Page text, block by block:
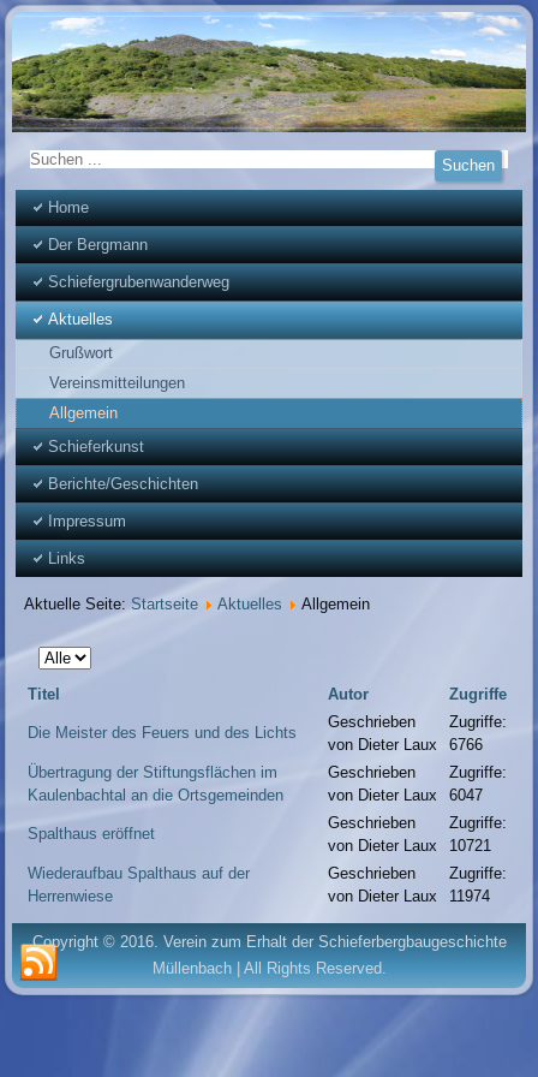
Home
Der Bergmann
Schiefergrubenwanderweg
Aktuelles
Grußwort
Vereinsmitteilungen
Allgemein
Schieferkunst
Berichte/Geschichten
Impressum
Links
Aktuelle Seite:Startseite Aktuelles Allgemein
Anzeige
Titel
Autor Zugriffe
Die Meister des Feuers und des Lichts
Geschrieben
von Dieter Laux
Zugriffe:
6766
Übertragung der Stiftungsflächen im
Kaulenbachtal an die Ortsgemeinden
Geschrieben
von Dieter Laux
Zugriffe:
6047
Spalthaus eröffnet
Geschrieben
von Dieter Laux
Zugriffe:
10721
Wiederaufbau Spalthaus auf der
Herrenwiese
Geschrieben
von Dieter Laux
Zugriffe:
11974
Copyright © 2016. Verein zum Erhalt der Schieferbergbaugeschichte
Müllenbach | All Rights Reserved.